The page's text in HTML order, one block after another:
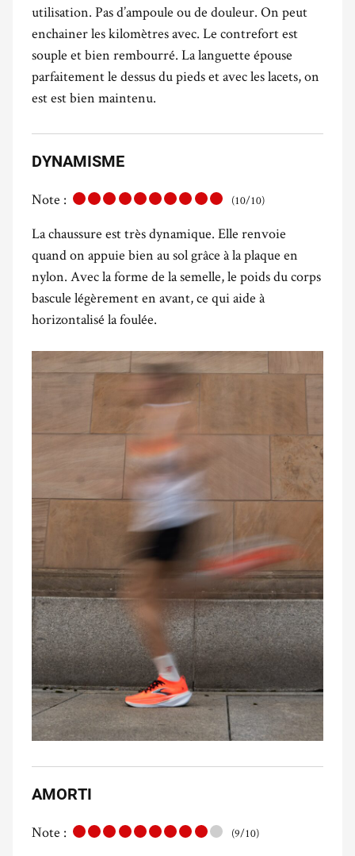
utilisation. Pas d’ampoule ou de douleur. On peut
enchainer les kilomètres avec. Le contrefort est
souple et bien rembourré. La languette épouse
parfaitement le dessus du pieds et avec les lacets, on
est est bien maintenu.
DYNAMISME
Note : (10/10)
La chaussure est très dynamique. Elle renvoie
quand on appuie bien au sol grâce à la plaque en
nylon. Avec la forme de la semelle, le poids du corps
bascule légèrement en avant, ce qui aide à
horizontalisé la foulée.
AMORTI
Note : (9/10)